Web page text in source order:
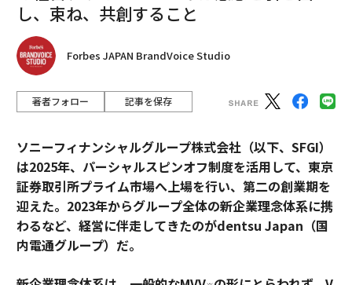
し、束ね、共創すること
Forbes JAPAN BrandVoice Studio
著者フォロー 記事を保存
ソニーフィナンシャルグループ株式会社（以下、SFGI）
は2025年、パーシャルスピンオフ制度を活用して、東京
証券取引所プライム市場へ上場を行い、第二の創業期を
迎えた。2023年からグループ全体の新企業理念体系に携
わるなど、経営に伴走してきたのがdentsu Japan（国
内電通グループ）だ。